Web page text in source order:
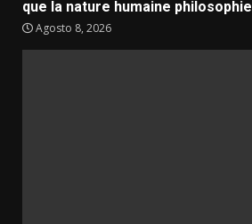
que la nature humaine philosophie
Agosto 8, 2026